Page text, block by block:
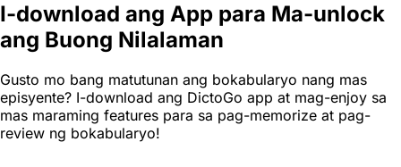
I-download ang App para Ma-unlock
ang Buong Nilalaman
Gusto mo bang matutunan ang bokabularyo nang mas
episyente? I-download ang DictoGo app at mag-enjoy sa
mas maraming features para sa pag-memorize at pag-
review ng bokabularyo!